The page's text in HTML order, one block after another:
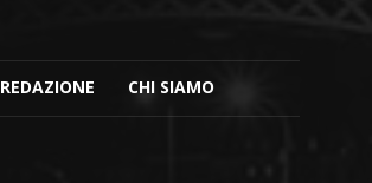
REDAZIONE CHI SIAMO